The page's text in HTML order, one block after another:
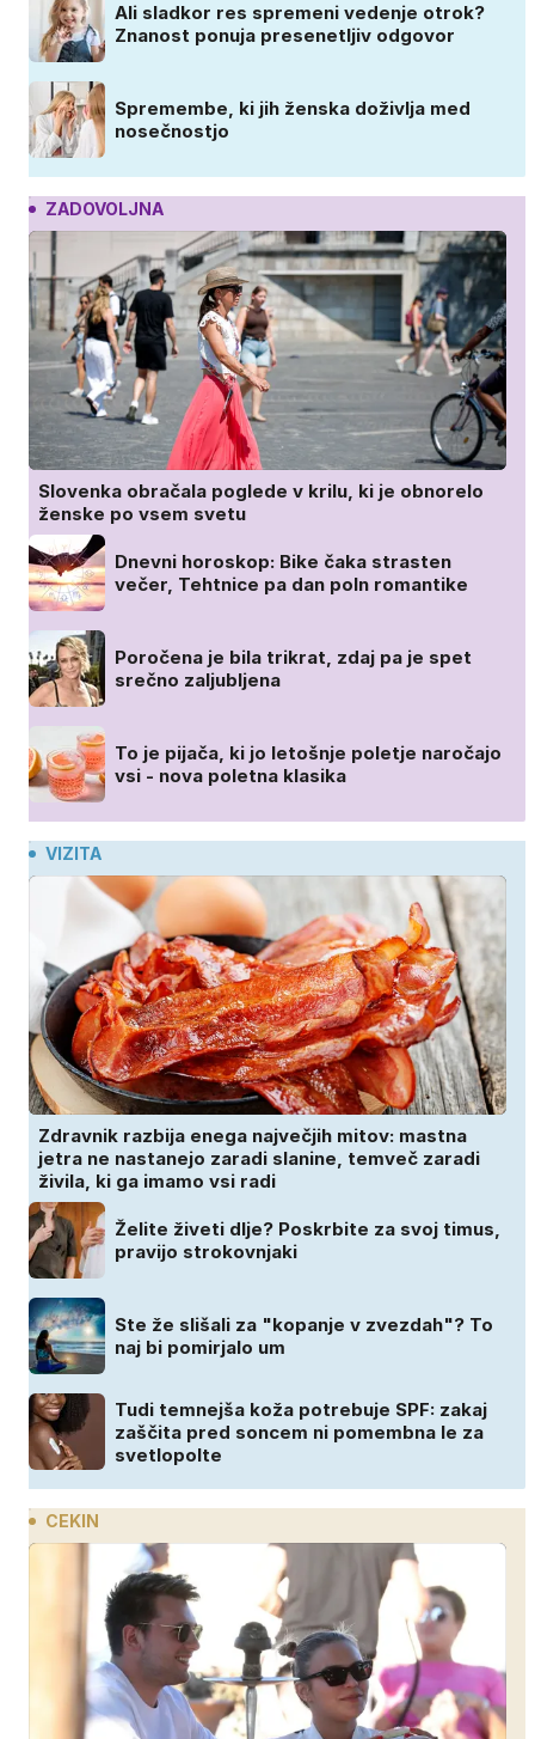
Ali sladkor res spremeni vedenje otrok?
Znanost ponuja presenetljiv odgovor
Spremembe, ki jih ženska doživlja med
nosečnostjo
ZADOVOLJNA
Slovenka obračala poglede v krilu, ki je obnorelo
ženske po vsem svetu
Dnevni horoskop: Bike čaka strasten
večer, Tehtnice pa dan poln romantike
Poročena je bila trikrat, zdaj pa je spet
srečno zaljubljena
To je pijača, ki jo letošnje poletje naročajo
vsi - nova poletna klasika
VIZITA
Zdravnik razbija enega največjih mitov: mastna
jetra ne nastanejo zaradi slanine, temveč zaradi
živila, ki ga imamo vsi radi
Želite živeti dlje? Poskrbite za svoj timus,
pravijo strokovnjaki
Ste že slišali za "kopanje v zvezdah"? To
naj bi pomirjalo um
Tudi temnejša koža potrebuje SPF: zakaj
zaščita pred soncem ni pomembna le za
svetlopolte
CEKIN